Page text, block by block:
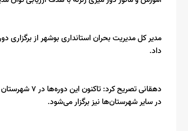
داد.
دهقانی
در سایر شهرستان‌ها نیز برگزار می‌شود.